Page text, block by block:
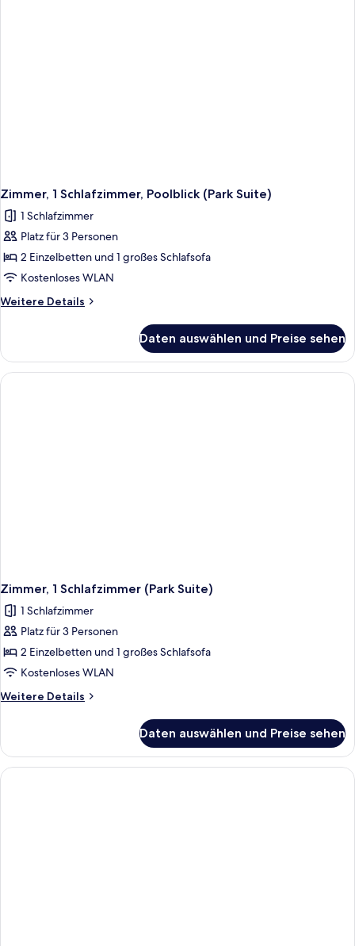
Zimmer, 1 Schlafzimmer, Poolblick (Park Suite)
1 Schlafzimmer
Platz für 3 Personen
2 Einzelbetten und 1 großes Schlafsofa
Kostenloses WLAN
Weitere Details
Weitere
1
Schlafzimmer,
Poolblick
Daten auswählen und Preise sehen
Zimmer, 1 Schlafzimmer (Park Suite)
1 Schlafzimmer
Platz für 3 Personen
2 Einzelbetten und 1 großes Schlafsofa
Kostenloses WLAN
Weitere Details
Weitere
1
Schlafzimmer
(Park
Daten auswählen und Preise sehen